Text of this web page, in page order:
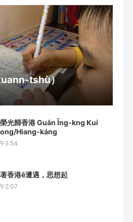
tshù）
光歸香港 Guān Îng-kng Kui
Hiang-káng
5:54
香港ê遭遇，思想起
2:07